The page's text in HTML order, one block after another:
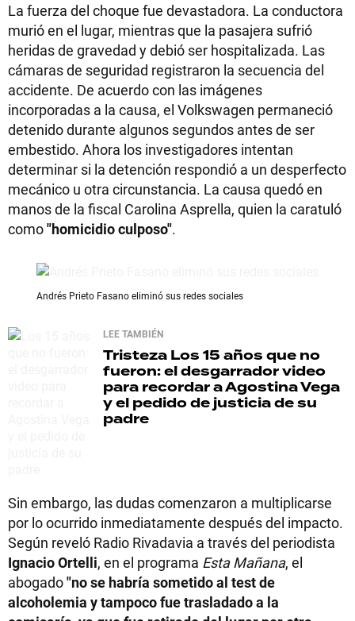
La fuerza del choque fue devastadora. La conductora
murió en el lugar, mientras que la pasajera sufrió
heridas de gravedad y debió ser hospitalizada. Las
cámaras de seguridad registraron la secuencia del
accidente. De acuerdo con las imágenes
incorporadas a la causa, el Volkswagen permaneció
detenido durante algunos segundos antes de ser
embestido. Ahora los investigadores intentan
determinar si la detención respondió a un desperfecto
mecánico u otra circunstancia. La causa quedó en
manos de la fiscal Carolina Asprella, quien la caratuló
como"homicidio culposo".
Andrés Prieto Fasano eliminó sus redes sociales
LEE TAMBIÉN
Tristeza Los 15 años que no
fueron: el desgarrador video
para recordar a Agostina Vega
y el pedido de justicia de su
padre
Sin embargo, las dudas comenzaron a multiplicarse
por lo ocurrido inmediatamente después del impacto.
Según reveló Radio Rivadavia a través del periodista
Ignacio Ortelli, en el programa Esta Mañana, el
abogado"no se habría sometido al test de
alcoholemia y tampoco fue trasladado a la